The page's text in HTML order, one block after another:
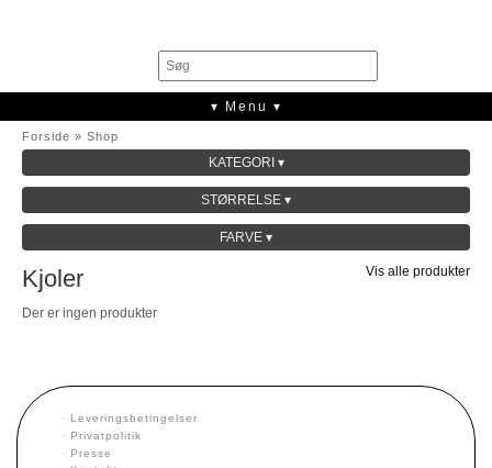
▾ Menu ▾
Forside » Shop
KATEGORI ▾
KOLLEKTION
STØRRELSE ▾
FARVE ▾
Vis alle produkter
Kjoler
Der er ingen produkter
· Leveringsbetingelser
· Privatpolitik
· Presse